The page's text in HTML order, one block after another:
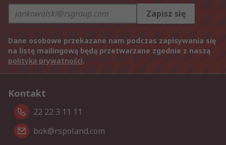
Zapisz się
Dane osobowe przekazane nam podczas zapisywania się
na listę mailingową będą przetwarzane zgodnie z naszą
polityką prywatności.
Kontakt
22 22 3 11 11
bok@rspoland.com